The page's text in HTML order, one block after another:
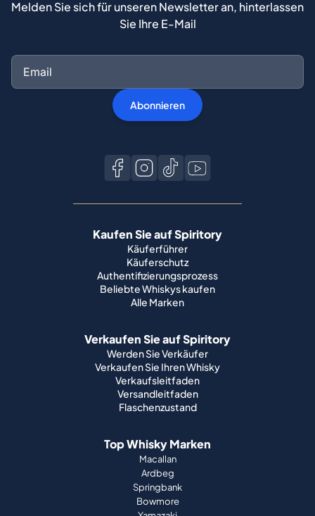
Melden Sie sich für unseren Newsletter an, hinterlassen
Sie Ihre E-Mail
Abonnieren
Kaufen Sie auf Spiritory
Käuferführer
Käuferschutz
Authentifizierungsprozess
Beliebte Whiskys kaufen
Alle Marken
Verkaufen Sie auf Spiritory
Werden Sie Verkäufer
Verkaufen Sie Ihren Whisky
Verkaufsleitfaden
Versandleitfaden
Flaschenzustand
Top Whisky Marken
Macallan
Ardbeg
Springbank
Bowmore